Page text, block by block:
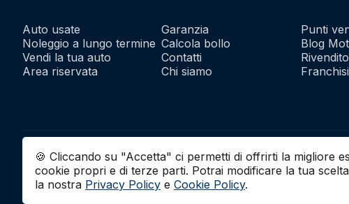
Auto usate
Noleggio a lungo termine
Vendi la tua auto
Area riservata
Garanzia
Calcola bollo
Contatti
Chi siamo
Punti
Blog
🍪 Cliccando su "Accetta" ci permetti di offrirti la migliore
cookie propri e di terze parti. Potrai modificare la tua
la nostra Privacy Policy e Cookie Policy.